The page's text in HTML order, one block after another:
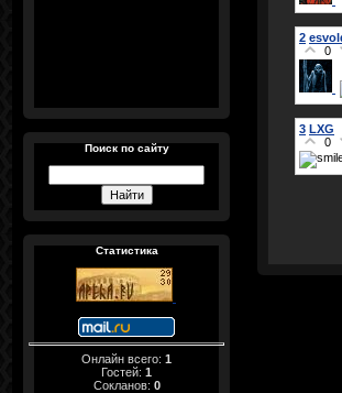
Поиск по сайту
Статистика
Онлайн всего: 1
Гостей: 1
Сокланов: 0
2
0
3 LXG
0